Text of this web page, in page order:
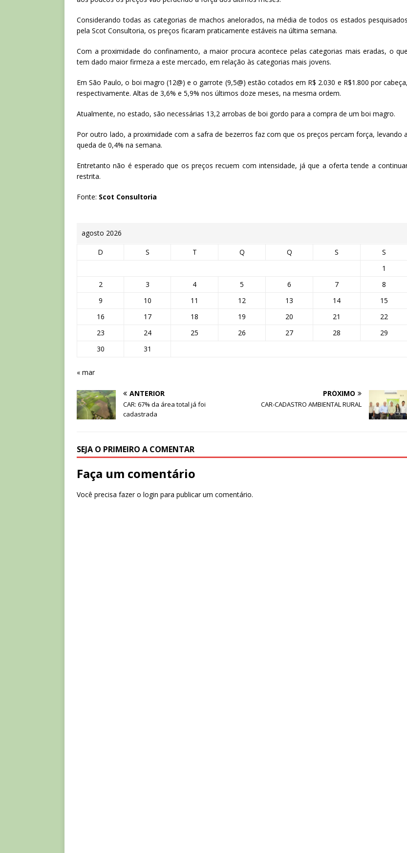
Considerando todas as categorias de machos anelorados, na média de todos os estados pesquisados
pela Scot Consultoria, os preços ficaram praticamente estáveis na última semana.
Com a proximidade do confinamento, a maior procura acontece pelas categorias mais eradas, o que
tem dado maior firmeza a este mercado, em relação às categorias mais jovens.
Em São Paulo, o boi magro (12@) e o garrote (9,5@) estão cotados em R$ 2.030 e R$1.800 por cabeça,
respectivamente. Altas de 3,6% e 5,9% nos últimos doze meses, na mesma ordem.
Atualmente, no estado, são necessárias 13,2 arrobas de boi gordo para a compra de um boi magro.
Por outro lado, a proximidade com a safra de bezerros faz com que os preços percam força, levando a
queda de 0,4% na semana.
Entretanto não é esperado que os preços recuem com intensidade, já que a oferta tende a
restrita.
Fonte: Scot Consultoria
agosto 2026
D S T Q Q S
S
1
2
3 4 5 6 7
8
9
10 11 12 13 14
15
16
17 18 19 20 21
22
23
24 25 26 27 28
29
30
31
« mar
ANTERIOR
CAR: 67% da área total já foi
cadastrada
PRÓXIMO
CAR-CADASTRO AMBIENTAL RURAL
SEJA O PRIMEIRO A COMENTAR
Faça um comentário
Você precisa fazer o login para publicar um comentário.